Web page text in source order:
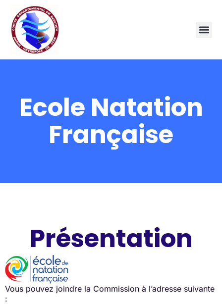
Ecole Natation
Française
Présentation
Vous pouvez joindre la Commission à l’adresse suivante
: